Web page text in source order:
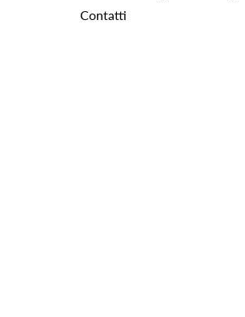
Contatti